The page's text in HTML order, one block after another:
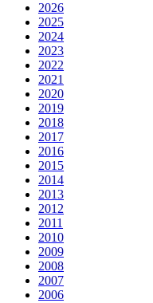
2026
2025
2024
2023
2022
2021
2020
2019
2018
2017
2016
2015
2014
2013
2012
2011
2010
2009
2008
2007
2006